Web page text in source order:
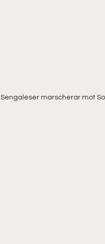
Sengaleser marscherar mot